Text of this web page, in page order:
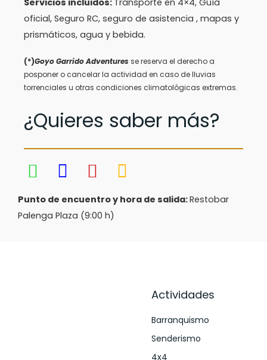
oficial, Seguro RC, seguro de asistencia , mapas y
prismáticos, agua y bebida.
(*)Goyo Garrido Adventures se reserva el derecho a
posponer o cancelar la actividad en caso de lluvias
torrenciales u otras condiciones climatológicas extremas.
¿Quieres saber más?
Punto de encuentro y hora de salida:Restobar
Palenga Plaza (9:00 h)
Actividades
Barranquismo
Senderismo
4x4